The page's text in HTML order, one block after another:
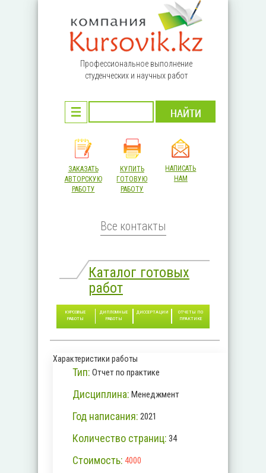
Профессиональное выполнение
студенческих и научных работ
ЗАКАЗАТЬ
АВТОРСКУЮ
РАБОТУ
КУПИТЬ
ГОТОВУЮ
РАБОТУ
НАПИСАТЬ
НАМ
Все контакты
Каталог готовых
работ
КУРСОВЫЕ
РАБОТЫ
ДИПЛОМНЫЕ
РАБОТЫ
ДИССЕРТАЦИИ
ОТЧЕТЫ ПО
ПРАКТИКЕ
Характеристики работы
Тип: Отчет по практике
Дисциплина: Менеджмент
Год написания: 2021
Количество страниц: 34
Стоимость: 4000